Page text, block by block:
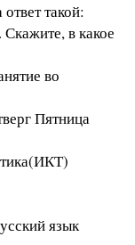
такой:
в какое
во
Пятница
язык